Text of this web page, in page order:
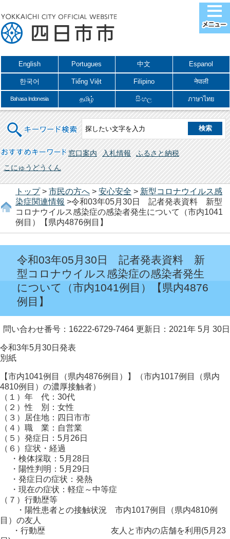
English Portugues 中文 Espanol
한국어 Tiếng Việt Filipino नेपाली
Bahasa Indonesia தமிழ் සිංහල ภาษาไทย
キーワード検索
おすすめキーワード 窓口案内 入札情報
ふるさと納税
こにゅうどうくん
トップ> 市民の方へ > 安心安全 > 新型コロナウイルス感
染症関連情報 >令和03年05月30日 記者発表資料 新型
コロナウイルス感染症の感染者発生について（市内1041
例目）【県内4876例目】
令和03年05月30日 記者発表資料 新
型コロナウイルス感染症の感染者発生
について（市内1041例目）【県内4876
例目】
問い合わせ番号：16222-6729-7464 更新日：2021年 5月 30日
令和3年5月30日発表
別紙
【市内1041例目（県内4876例目）】（市内1017例目（県内
4810例目）の濃厚接触者）
（１）年 代：30代
（２）性 別：女性
（３）居住地：四日市市
（４）職 業：自営業
（５）発症日：5月26日
（６）症状・経過
・検体採取：5月28日
・陽性判明：5月29日
・発症日の症状：発熱
・現在の症状：軽症～中等症
（７）行動歴等
・陽性患者との接触状況 市内1017例目（県内4810例
目）の友人
・行動歴 友人と市内の店舗を利用(5月23